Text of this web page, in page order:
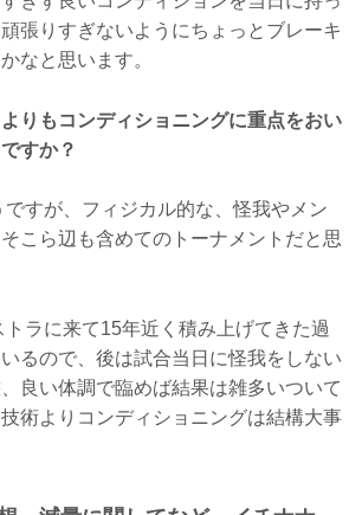
張りすぎないようにちょっとブレーキ
なと思います。
りもコンディショニングに重点をおい
すか？
すが、フィジカル的な、怪我やメン
こら辺も含めてのトーナメントだと思
ラに来て15年近く積み上げてきた過
るので、後は試合当日に怪我をしない
良い体調で臨めば結果は雑多いついて
術よりコンディショニングは結構大事